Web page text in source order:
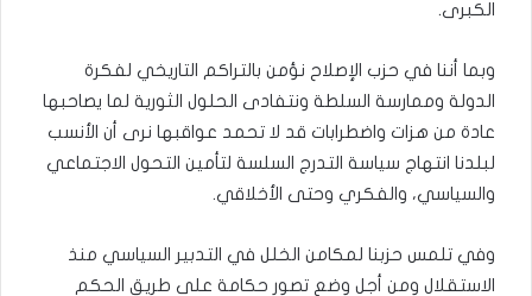
الكبرى.
وبما أننا في حزب الإصلاح نؤمن بالتراكم التاريخي لفكرة
الدولة وممارسة السلطة ونتفادى الحلول الثورية لما يصاحبها
عادة من هزات واضطرابات قد لا تحمد عواقبها نرى أن الأنسب
لبلدنا انتهاج سياسة التدرج السلسة لتأمين التحول الاجتماعي
والسياسي، والفكري وحتى الأخلاقي.
وفي تلمس حزبنا لمكامن الخلل في التدبير السياسي منذ
الاستقلال ومن أجل وضع تصور حكامة على طريق الحكم